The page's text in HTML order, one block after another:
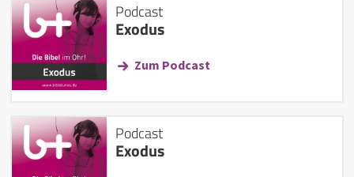
Podcast
Exodus
Zum Podcast
Podcast
Exodus